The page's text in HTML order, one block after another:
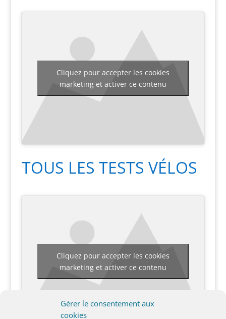
Gérer le consentement aux
cookies
Cliquez pour accepter les cookies
marketing et activer ce contenu
TOUS LES TESTS VÉLOS
Cliquez pour accepter les cookies
marketing et activer ce contenu